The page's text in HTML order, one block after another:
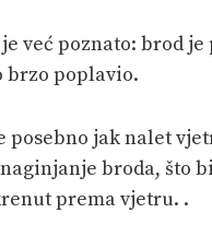
već poznato: brod
brzo poplavio.
posebno jak nalet
broda, što
prema vjetru. .